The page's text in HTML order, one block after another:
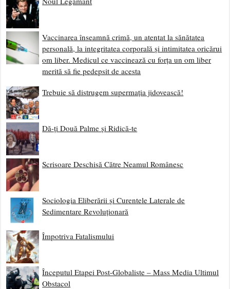
Vaccinarea înseamnă crimă, un atentat la sănătatea
personală, la integritatea corporală și intimitatea oricărui
om liber. Medicul ce vaccinează cu forța un om liber
merită să fie pedepsit de acesta
Trebuie să distrugem supermația jidovească!
Dă-ți Două Palme și Ridică-te
Scrisoare Deschisă Către Neamul Românesc
Sociologia Eliberării și Curentele Laterale de
Sedimentare Revoluționară
Împotriva Fatalismului
Începutul Etapei Post-Globaliste – Mass Media Ultimul
Obstacol